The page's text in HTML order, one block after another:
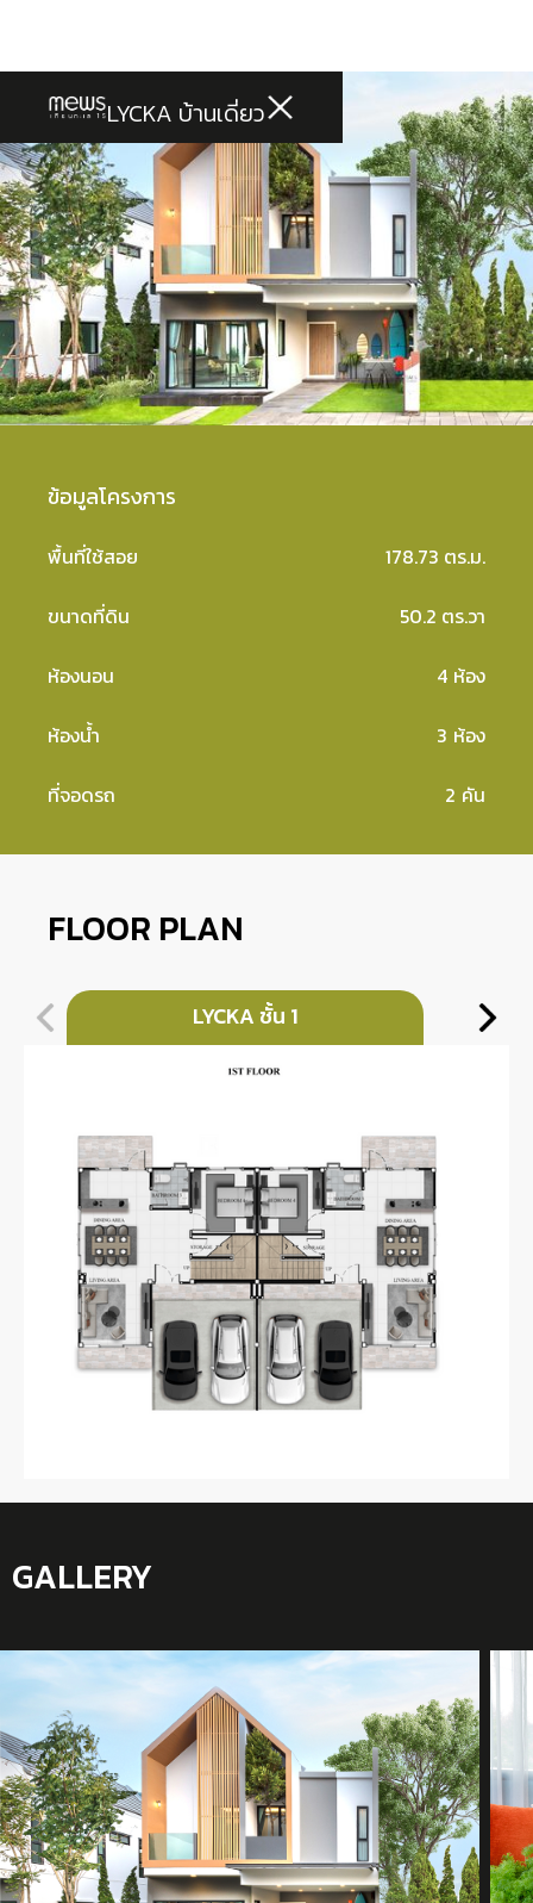
LYCKA บ้านเดี่ยว
ข้อมูลโครงการ
พื้นที่ใช้สอย 178.73 ตร.ม.
ขนาดที่ดิน 50.2 ตร.วา
ห้องนอน 4 ห้อง
ห้องน้ำ 3 ห้อง
ที่จอดรถ 2 คัน
FLOOR PLAN
LYCKA ชั้น 1
GALLERY